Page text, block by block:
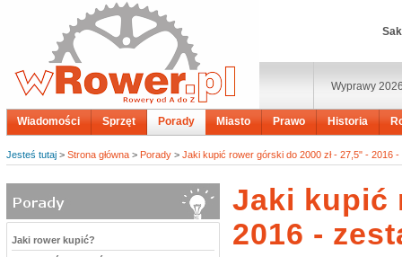
Wyprawy
Wiadomości Sprzęt Porady Miasto Prawo Historia
Jesteś tutaj > Strona główna > Porady > Jaki kupić rower górski do 2000 zł - 27,5" - 2016
Jaki rower kupić?
Jaki kupić
2016 -